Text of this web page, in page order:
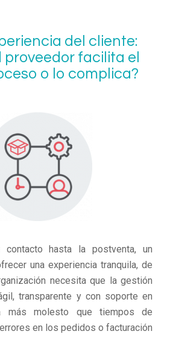
del cliente:
proveedor facilita el
o lo complica?
hasta la postventa, un
una experiencia tranquila, de
necesita que la gestión
transparente y con soporte en
más molesto que tiempos de
en los pedidos o facturación